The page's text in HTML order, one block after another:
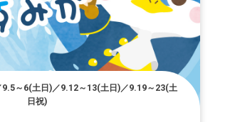
～6(土日)／9.12～13(土日)／9.19～23(土
日祝)